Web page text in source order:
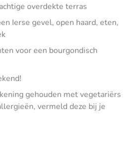
overdekte terras
Ierse gevel, open haard, eten,
voor een bourgondisch
gehouden met vegetariërs
vermeld deze bij je